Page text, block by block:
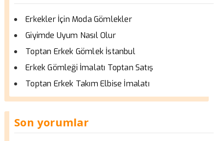
Erkekler İçin Moda Gömlekler
Giyimde Uyum Nasıl Olur
Toptan Erkek Gömlek İstanbul
Erkek Gömleği İmalatı Toptan Satış
Toptan Erkek Takım Elbise İmalatı
Son yorumlar